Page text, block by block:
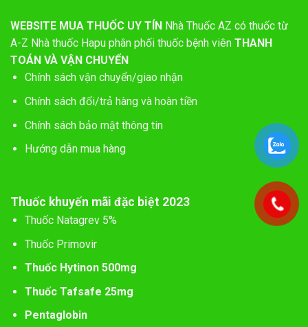
WEBSITE MUA THUỐC UY TÍN Nhà Thuốc AZ có thuốc từ
A-Z Nhà thuốc Hapu phân phối thuốc bệnh viên THANH
TOÁN VÀ VẬN CHUYỂN
Chính sách vận chuyển/giao nhận
Chính sách đổi/trả hàng và hoàn tiền
Chính sách bảo mật thông tin
Hướng dẫn mua hàng
Thuốc khuyến mãi đặc biệt 2023
Thuốc Natagrev 5%
Thuốc Primovir
Thuốc Hytinon 500mg
Thuốc Tafsafe 25mg
Pentaglobin